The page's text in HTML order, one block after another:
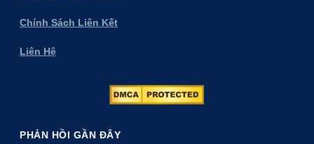
Chính Sách Liên Kết
Liên Hệ
PHẢN HỒI GẦN ĐÂY